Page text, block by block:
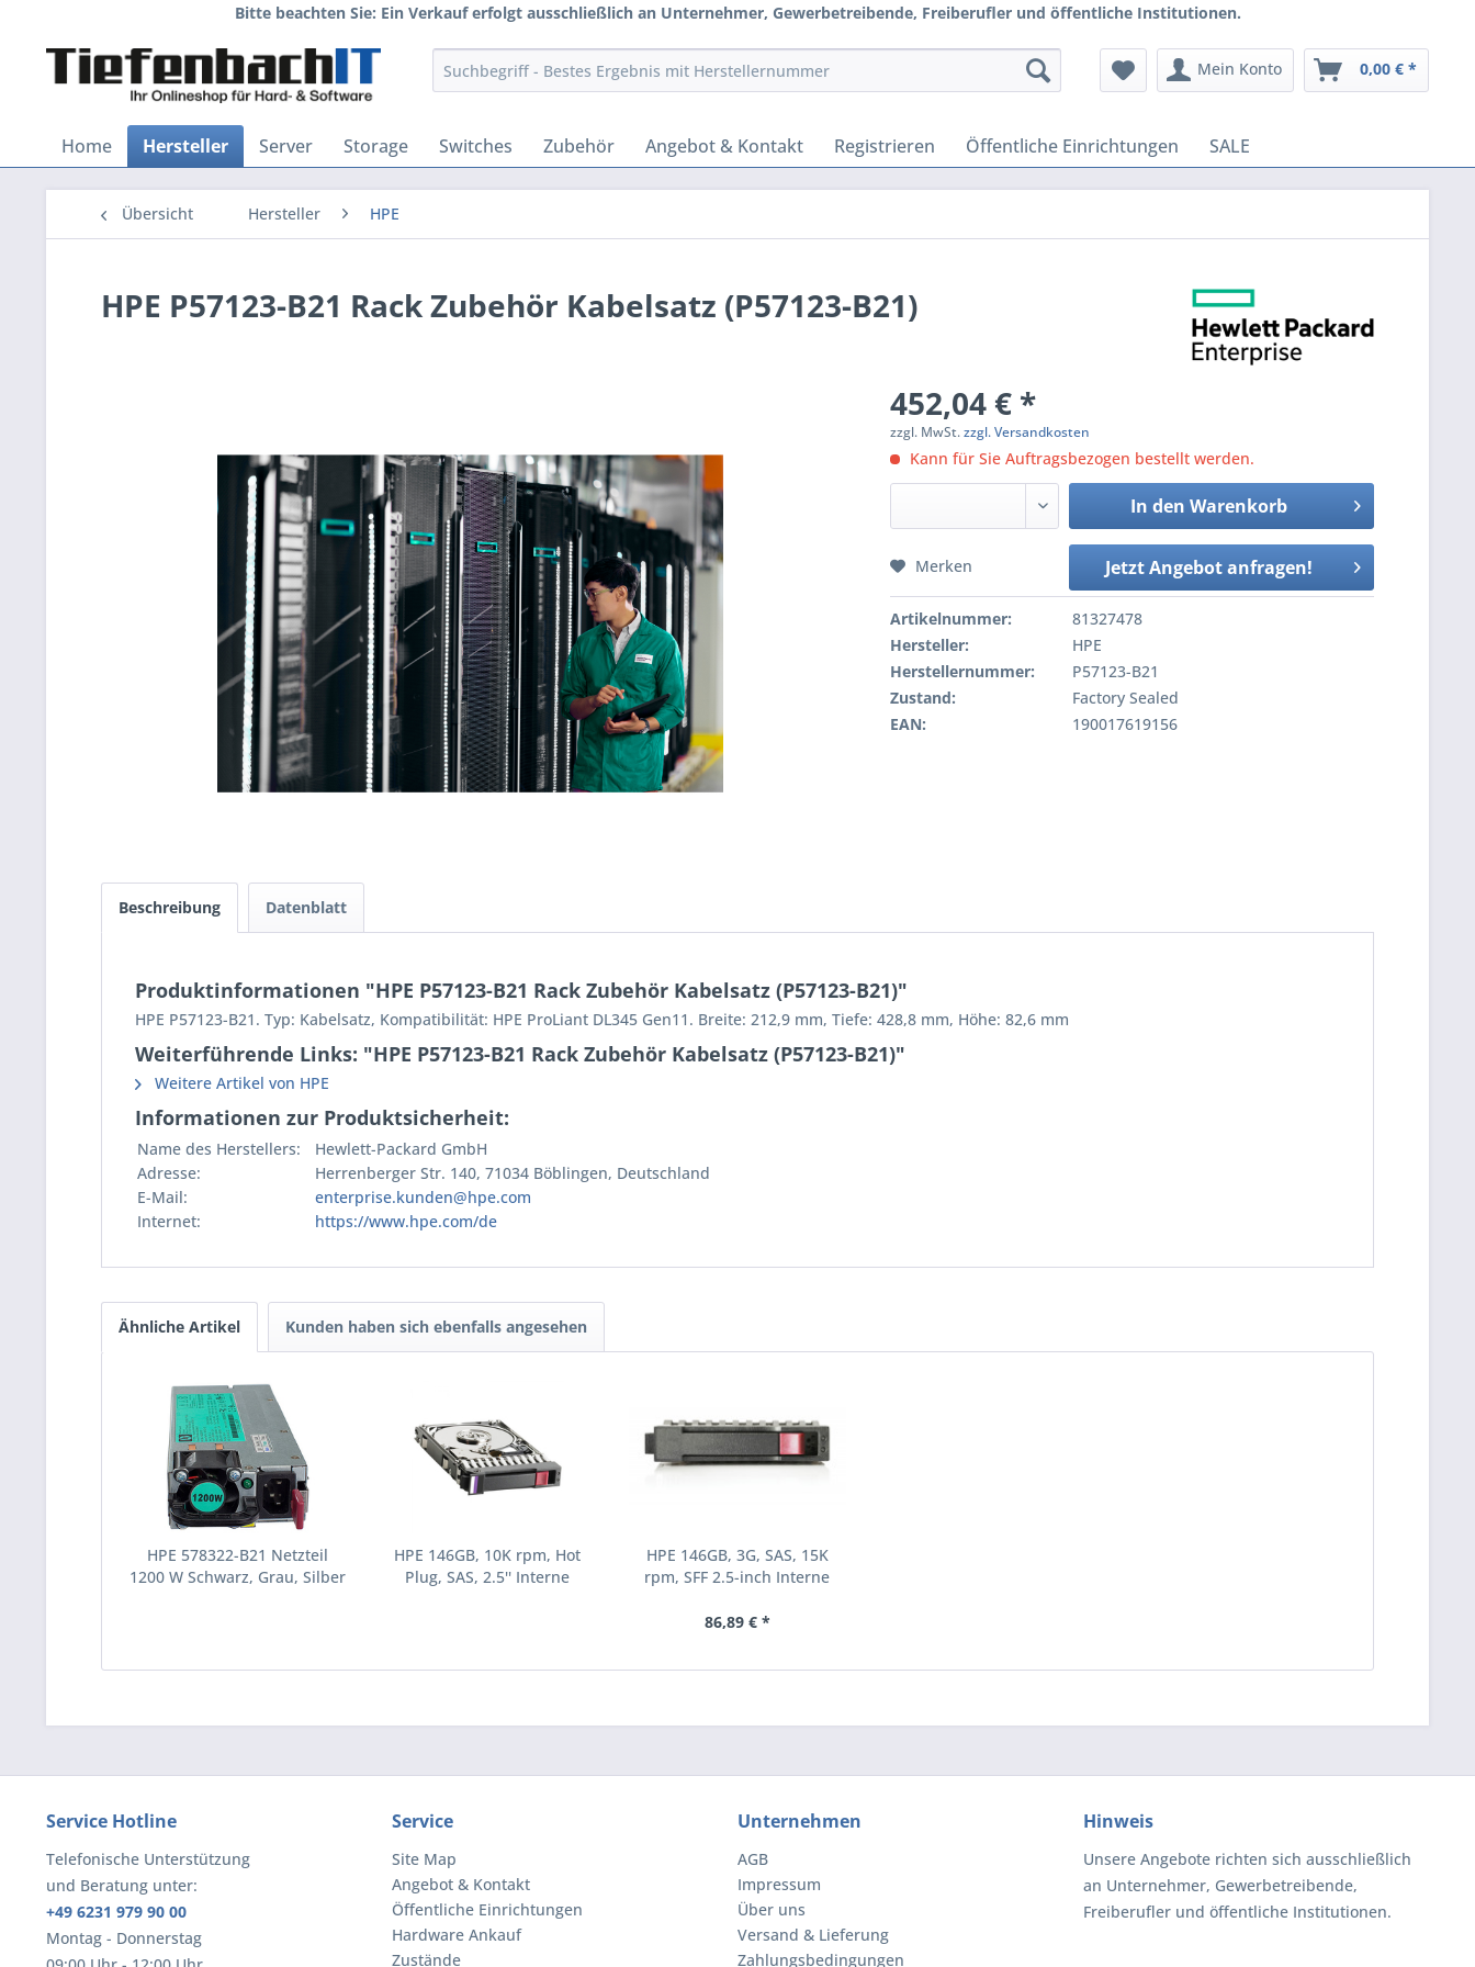
Bitte beachten Sie: Ein Verkauf erfolgt ausschließlich an Unternehmer, Gewerbetreibende, Freiberufler und öffentliche Institutionen.
Mein Konto 0,00 € *
Home Hersteller Server Storage Switches Zubehör Angebot & Kontakt Registrieren Öffentliche Einrichtungen SALE
Übersicht Hersteller HPE
HPE P57123-B21 Rack Zubehör Kabelsatz (P57123-B21)
452,04 € *
zzgl. MwSt.zzgl. Versandkosten
Kann für Sie Auftragsbezogen bestellt werden.
In den Warenkorb
Jetzt Angebot anfragen!
Merken
Artikelnummer:
81327478
Hersteller:
HPE
Herstellernummer:
P57123-B21
Zustand:
Factory Sealed
EAN:
190017619156
Beschreibung Datenblatt
Produktinformationen "HPE P57123-B21 Rack Zubehör Kabelsatz (P57123-B21)"
HPE P57123-B21. Typ: Kabelsatz, Kompatibilität: HPE ProLiant DL345 Gen11. Breite: 212,9 mm, Tiefe: 428,8 mm, Höhe: 82,6 mm
Weiterführende Links: "HPE P57123-B21 Rack Zubehör Kabelsatz (P57123-B21)"
Weitere Artikel von HPE
Informationen zur Produktsicherheit:
Name des Herstellers:
Hewlett-Packard GmbH
Adresse:
Herrenberger Str. 140, 71034 Böblingen, Deutschland
E-Mail:
enterprise.kunden@hpe.com
Internet:
https://www.hpe.com/de
Ähnliche Artikel Kunden haben sich ebenfalls angesehen
HPE 578322-B21 Netzteil
1200 W Schwarz, Grau, Silber
HPE 146GB, 10K rpm, Hot
Plug, SAS, 2.5'' Interne
HPE 146GB, 3G, SAS, 15K
rpm, SFF 2.5-inch Interne
(504062-B21)
86,89 € *
Service Hotline
Telefonische Unterstützung
und Beratung unter:
+49 6231 979 90 00
Montag - Donnerstag
Service
Site Map
Angebot & Kontakt
Öffentliche Einrichtungen
Hardware Ankauf
Zustände
Unternehmen
AGB
Impressum
Über uns
Versand & Lieferung
Zahlungsbedingungen
Hinweis
Unsere Angebote richten sich ausschließlich
an Unternehmer, Gewerbetreibende,
Freiberufler und öffentliche Institutionen.